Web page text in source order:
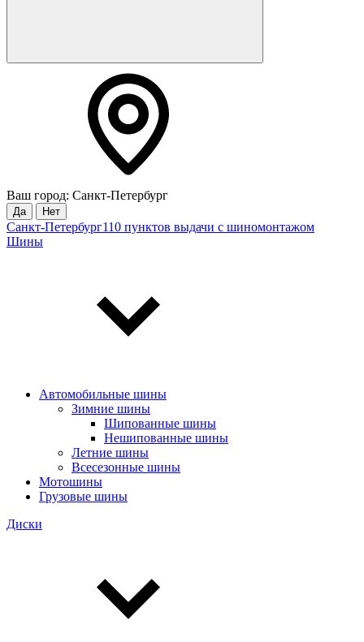
Ваш город: Санкт-Петербург
Да Нет
Санкт-Петербург110 пунктов выдачи с шиномонтажом
Шины
Автомобильные шины
Зимние шины
Шипованные шины
Нешипованные шины
Летние шины
Всесезонные шины
Мотошины
Грузовые шины
Диски